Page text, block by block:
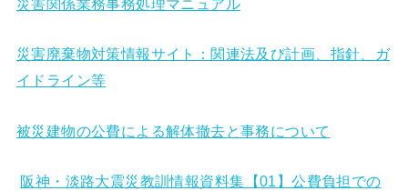
災害関係業務事務処理マニュアル
災害廃棄物対策情報サイト：関連法及び計画、指針、ガ
イドライン等
被災建物の公費による解体撤去と事務について
阪神・淡路大震災教訓情報資料集【01】公費負担での